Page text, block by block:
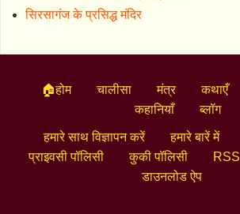
सिरसागंज के प्रसिद्ध मंदिर
🏠होम चालीसा मंत्र कथाएँ
कहानियाँ
ब्लॉग
हमारे साथ विज्ञापन करें हमारे बारें में
प्राइवसी पॉलिसी
कुकी पॉलिसी RSS
डाउनलोड ऐप